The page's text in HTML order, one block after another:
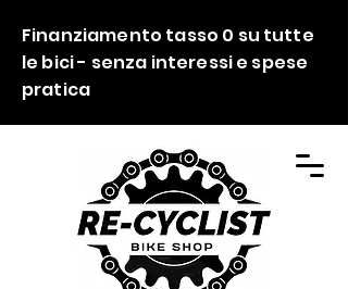
Finanziamento tasso 0 su tutte
le bici - senza interessi e spese
pratica